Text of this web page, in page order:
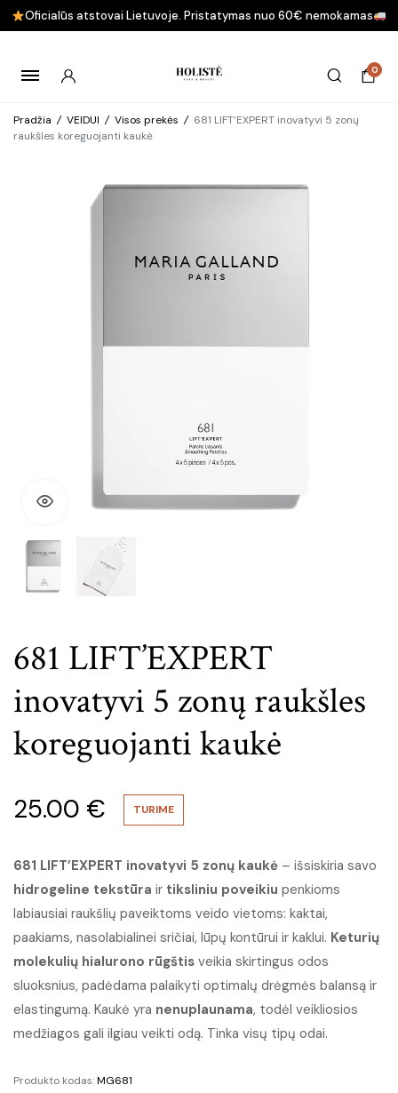
Oficialūs atstovai Lietuvoje. Pristatymas nuo 60€ nemokamas
0
Pradžia / VEIDUI / Visos prekės / 681 LIFT’EXPERT inovatyvi 5 zonų
raukšles koreguojanti kaukė
681 LIFT’EXPERT
inovatyvi 5 zonų raukšles
koreguojanti kaukė
25.00 € TURIME
681 LIFT’EXPERT inovatyvi 5 zonų kaukė – išsiskiria savo
hidrogeline tekstūra ir tiksliniu poveikiu penkioms
labiausiai raukšlių paveiktoms veido vietoms: kaktai,
paakiams, nasolabialinei sričiai, lūpų kontūrui ir kaklui. Keturių
molekulių hialurono rūgštis veikia skirtingus odos
sluoksnius, padėdama palaikyti optimalų drėgmės balansą ir
elastingumą. Kaukė yra nenuplaunama, todėl veikliosios
medžiagos gali ilgiau veikti odą. Tinka visų tipų odai.
Produkto kodas:MG681